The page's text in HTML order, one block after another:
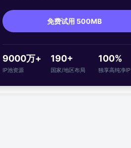
免费试用 500MB
9000万+
IP池资源
190+
国家/地区布局
100%
独享高纯净IP